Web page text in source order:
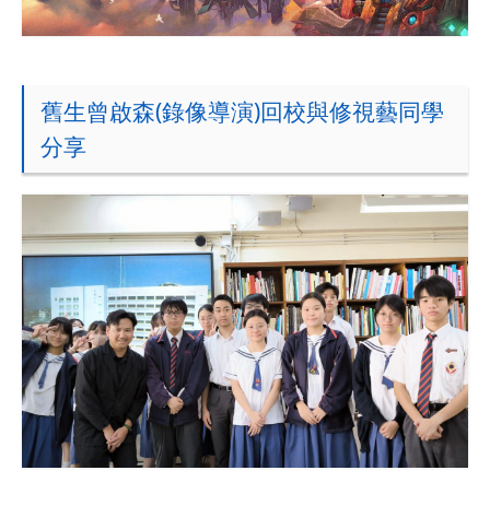
舊生曾啟森(錄像導演)回校與修視藝同學
分享